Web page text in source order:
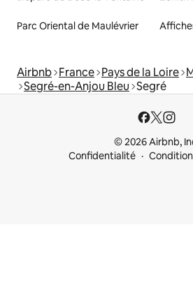
Parc Oriental de Maulévrier
Airbnb France Pays de la Loire
Segré-en-Anjou Bleu Segré
© 2026 Airbnb,
Confidentialité